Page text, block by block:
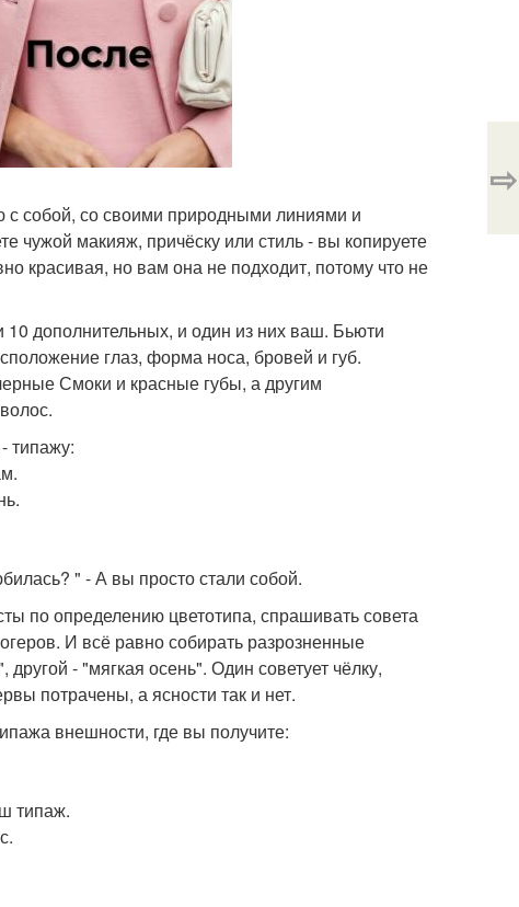
с собой, со своими природными линиями и
чужой макияж, причёску или стиль - вы копируете
красивая, но вам она не подходит, потому что не
дополнительных, и один из них ваш. Бьюти
глаз, форма носа, бровей и губ.
Смоки и красные губы, а другим
типажу:
" - А вы просто стали собой.
по определению цветотипа, спрашивать совета
И всё равно собирать разрозненные
- "мягкая осень". Один советует чёлку,
потрачены, а ясности так и нет.
внешности, где вы получите:
типаж.
⇨